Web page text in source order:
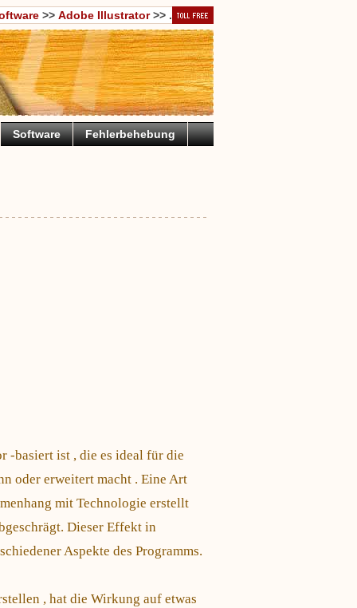
>> Adobe Illustrator>> .
Software Fehlerbehebung
-basiert ist , die es ideal für die
oder erweitert macht . Eine Art
mit Technologie erstellt
Dieser Effekt in
Aspekte des Programms.
, hat die Wirkung auf etwas